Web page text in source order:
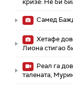
кризе: Не би
Самед
Хетафе
Лиона стигао
Реал га
талената,